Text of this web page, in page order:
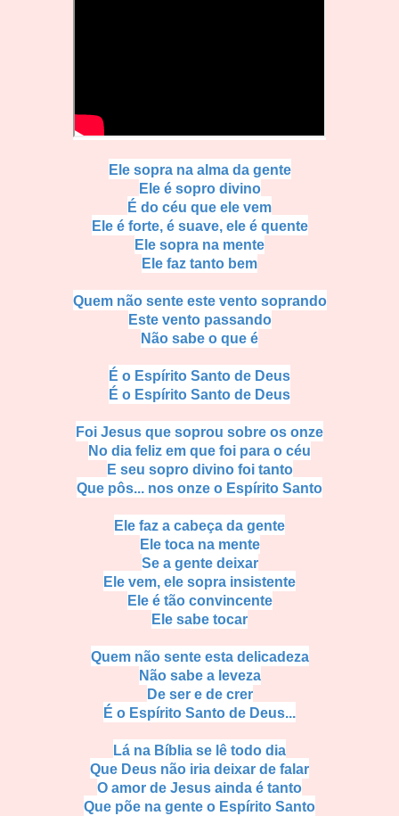
Ele sopra na alma da gente
Ele é sopro divino
É do céu que ele vem
Ele é forte, é suave, ele é quente
Ele sopra na mente
Ele faz tanto bem
Quem não sente este vento soprando
Este vento passando
Não sabe o que é
É o Espírito Santo de Deus
É o Espírito Santo de Deus
Foi Jesus que soprou sobre os onze
No dia feliz em que foi para o céu
E seu sopro divino foi tanto
Que pôs... nos onze o Espírito Santo
Ele faz a cabeça da gente
Ele toca na mente
Se a gente deixar
Ele vem, ele sopra insistente
Ele é tão convincente
Ele sabe tocar
Quem não sente esta delicadeza
Não sabe a leveza
De ser e de crer
É o Espírito Santo de Deus...
Lá na Bíblia se lê todo dia
Que Deus não iria deixar de falar
O amor de Jesus ainda é tanto
Que põe na gente o Espírito Santo